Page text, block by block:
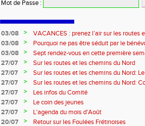
Mot de Passe :
03/08 >
VACANCES : prenez l’air sur les routes
03/08
>
Pourquoi ne pas être séduit par le
?...
03/08 >
Sept rendez-vous en cette première
27/07
>
Sur les routes et les chemins du Nord
27/07
>
Sur les routes et les chemins du Nord:
27/07
>
Sur les routes et les chemins du Nord:
Marque
27/07 >
Les infos du Comité
27/07
>
Le coin des jeunes
27/07
>
L'agenda du mois d'Août
20/07
>
Retour sur les Foulées Frétinoises